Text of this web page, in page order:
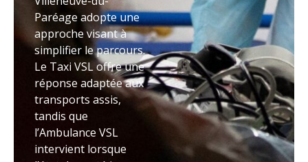
Paréage adopte une
approche visant à
simplifier le parcours.
Le Taxi VSL offre une
réponse adaptée aux
transports assis,
tandis que
l’Ambulance VSL
intervient lorsque